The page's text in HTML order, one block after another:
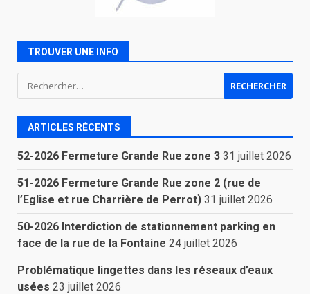
TROUVER UNE INFO
Rechercher :
ARTICLES RÉCENTS
52-2026 Fermeture Grande Rue zone 3 31 juillet 2026
51-2026 Fermeture Grande Rue zone 2 (rue de
l’Eglise et rue Charrière de Perrot) 31 juillet 2026
50-2026 Interdiction de stationnement parking en
face de la rue de la Fontaine 24 juillet 2026
Problématique lingettes dans les réseaux d’eaux
usées 23 juillet 2026